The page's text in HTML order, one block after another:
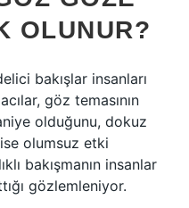
OLUNUR?
bakışlar insanları
göz temasının
olduğunu, dokuz
olumsuz etki
bakışmanın insanlar
gözlemleniyor.